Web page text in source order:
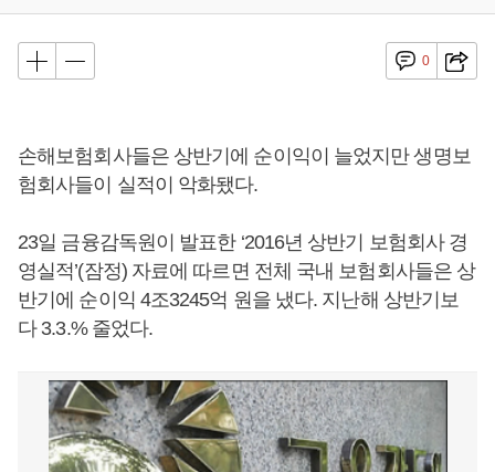
0
손해보험회사들은 상반기에 순이익이 늘었지만 생명보
험회사들이 실적이 악화됐다.
23일 금융감독원이 발표한 ‘2016년 상반기 보험회사 경
영실적’(잠정) 자료에 따르면 전체 국내 보험회사들은 상
반기에 순이익 4조3245억 원을 냈다. 지난해 상반기보
다 3.3.% 줄었다.